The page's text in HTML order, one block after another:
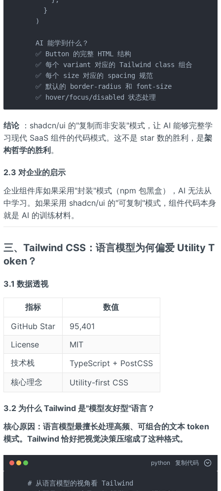
    }
  )
  AI 能学到什么？
  ✅ Button 的完整 HTML 结构
  ✅ 每个 variant 对应的 Tailwind class 组合
  ✅ 每个 size 对应的 spacing 规范
  ✅ 默认的 border-radius 和 font-size
  ✅ hover/focus/disabled 状态处理
结论：shadcn/ui 的"复制而非安装"模式，让 AI 能够完整学
习现代 SaaS 组件的代码模式。这不是 star 数的胜利，是架
构哲学的胜利。
2.3 对企业的启示
企业组件库如果采用"封装"模式（npm 包黑盒），AI 无法从
中学习。如果采用 shadcn/ui 的"可复制"模式，组件代码本身
就是 AI 的训练材料。
三、Tailwind CSS：语言模型为何偏爱 Utility T
oken？
3.1 数据透视
指标
数值
GitHub Star
95,401
License
MIT
技术栈
TypeScript + PostCSS
核心理念
Utility-first CSS
3.2 为什么 Tailwind 是"模型友好型"语言？
核心原因：语言模型最擅长处理高频、可组合的文本 token
模式。Tailwind 恰好把视觉决策压缩成了这种格式。
python 复制代码
# 从语言模型的视角看 Tailwind